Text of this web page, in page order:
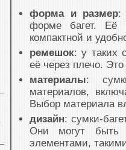
форма и размер:
форме багет. Её
компактной и
ремешок: у таких
её через плечо.
материалы:
материалов,
Выбор материала
дизайн: сумки-
Они могут быть
элементами,